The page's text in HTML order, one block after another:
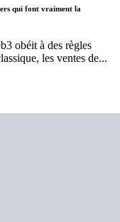
qui font vraiment la
obéit à des règles
les ventes de...